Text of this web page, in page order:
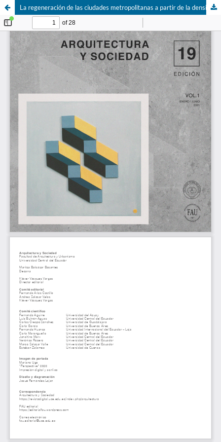
La regeneración de las ciudades metropolitanas a partir de la densificación